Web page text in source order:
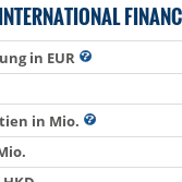
in EUR
in Mio.